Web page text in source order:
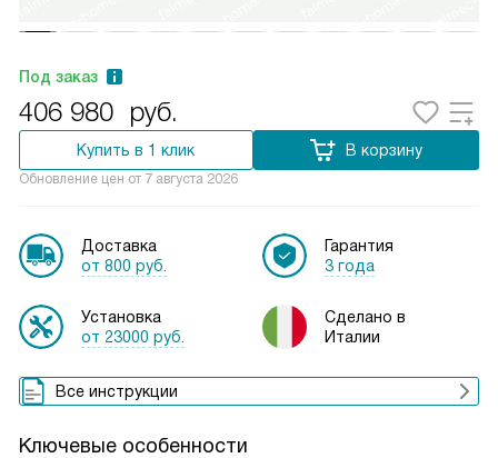
Под заказ
406 980 руб.
Купить в 1 клик В корзину
Обновление цен от 7 августа 2026
Доставка
от 800 руб.
Установка
от 23000 руб.
Гарантия
3 года
Сделано в
Италии
Все инструкции
Ключевые особенности